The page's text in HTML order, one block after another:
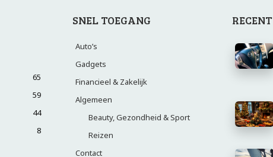
65
59
44
8
SNEL TOEGANG
Auto’s
Gadgets
Financieel & Zakelijk
Algemeen
Beauty, Gezondheid & Sport
Reizen
Contact
RECENT